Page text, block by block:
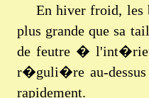
En hiver froid, les
plus grande que sa
de feutre �
r�guli�re au-dessus
rapidement.